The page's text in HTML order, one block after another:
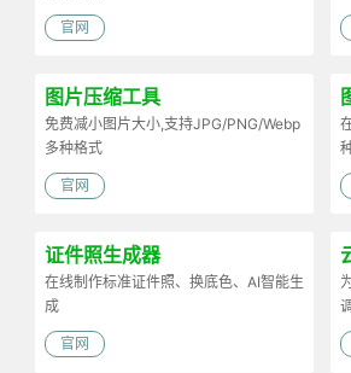
官网
图片压缩工具
免费减小图片大小,支持JPG/PNG/Webp
多种格式
官网
证件照生成器
在线制作标准证件照、换底色、AI智能生
成
官网